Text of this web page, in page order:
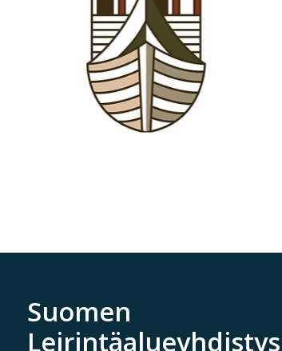
Suomen
Leirintäalueyhdistys